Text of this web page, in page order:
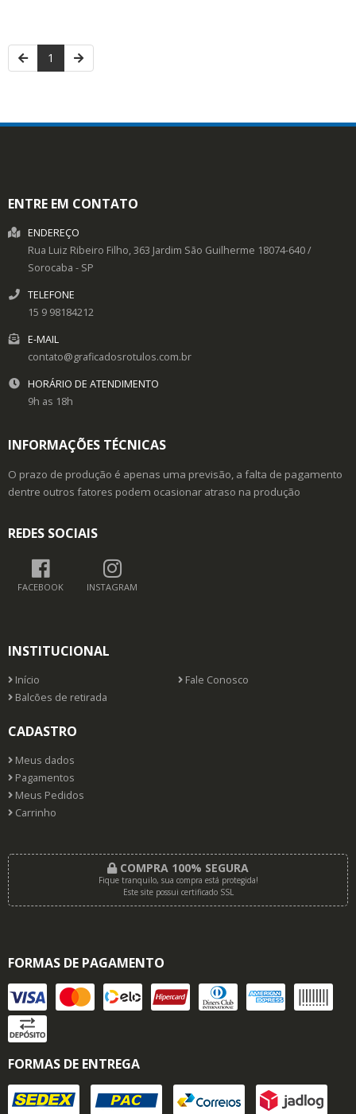
1
ENTRE EM CONTATO
ENDEREÇO
Rua Luiz Ribeiro Filho, 363 Jardim São Guilherme 18074-640/
Sorocaba - SP
TELEFONE
15 9 98184212
E-MAIL
contato@graficadosrotulos.com.br
HORÁRIO DE ATENDIMENTO
9h as 18h
INFORMAÇÕES TÉCNICAS
O prazo de produção é apenas uma previsão, a falta de pagamento
dentre outros fatores podem ocasionar atraso na produção
REDES SOCIAIS
FACEBOOK INSTAGRAM
INSTITUCIONAL
Início
Fale Conosco
Balcões de retirada
CADASTRO
Meus dados
Pagamentos
Meus Pedidos
Carrinho
COMPRA 100% SEGURA
Fique tranquilo, sua compra está protegida!
Este site possui certificado SSL
FORMAS DE PAGAMENTO
FORMAS DE ENTREGA